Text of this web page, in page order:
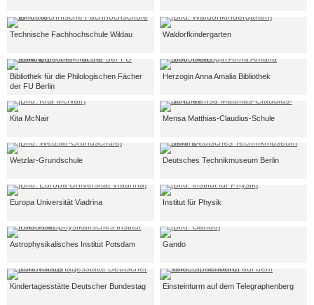
Technische Fachhochschule Wildau Waldorfkindergarten
Bibliothek für die Philologischen Fächer
der FU Berlin
Herzogin Anna Amalia Bibliothek
Kita McNair Mensa Matthias-Claudius-Schule
Wetzlar-Grundschule Deutsches Technikmuseum Berlin
Europa Universität Viadrina Institut für Physik
Astrophysikalisches Institut Potsdam Gando
Kindertagesstätte Deutscher Bundestag Einsteinturm auf dem Telegraphenberg